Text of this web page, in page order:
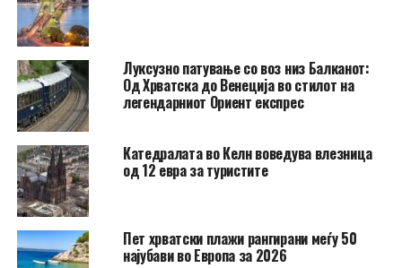
Луксузно патување со воз низ Балканот:
Од Хрватска до Венеција во стилот на
легендарниот Ориент експрес
Катедралата во Келн воведува влезница
од 12 евра за туристите
Пет хрватски плажи рангирани меѓу 50
најубави во Европа за 2026